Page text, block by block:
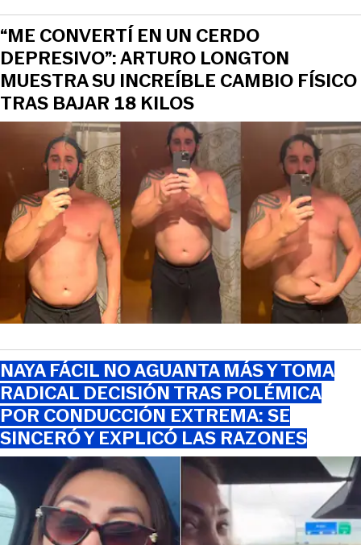
“ME CONVERTÍ EN UN CERDO
DEPRESIVO”: ARTURO LONGTON
MUESTRA SU INCREÍBLE CAMBIO FÍSICO
TRAS BAJAR 18 KILOS
NAYA FÁCIL NO AGUANTA MÁS Y TOMA
RADICAL DECISIÓN TRAS POLÉMICA
POR CONDUCCIÓN EXTREMA: SE
SINCERÓ Y EXPLICÓ LAS RAZONES